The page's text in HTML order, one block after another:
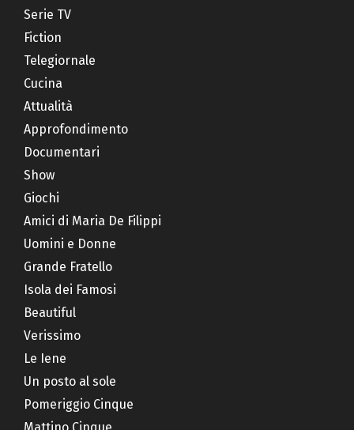
Serie TV
Fiction
Telegiornale
Cucina
Attualità
Approfondimento
Documentari
Show
Giochi
Amici di Maria De Filippi
Uomini e Donne
Grande Fratello
Isola dei Famosi
Beautiful
Verissimo
Le Iene
Un posto al sole
Pomeriggio Cinque